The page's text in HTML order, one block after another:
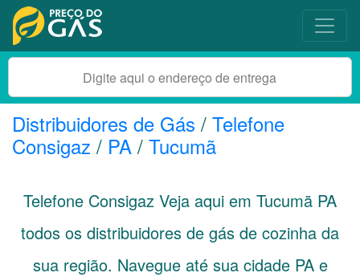
Distribuidores de Gás / Telefone
Consigaz / PA / Tucumã
Telefone Consigaz Veja aqui em Tucumã PA
todos os distribuidores de gás de cozinha da
sua região. Navegue até sua cidade PAe